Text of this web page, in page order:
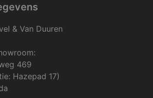
& Van Duuren
469
Hazepad 17)